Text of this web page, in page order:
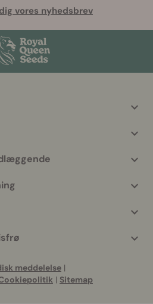
vores nyhedsbrev
meddelelse |
| Sitemap